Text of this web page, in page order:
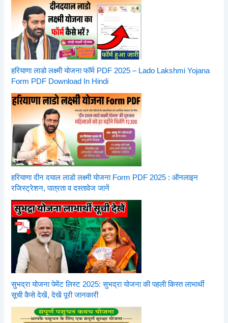
हरियाणा लाडो लक्ष्मी योजना फॉर्म PDF 2025 – Lado Lakshmi Yojana
Form PDF Download In Hindi
हरियाणा दीन दयाल लाडो लक्ष्मी योजना Form PDF 2025 : ऑनलाइन
रजिस्ट्रेशन, पात्रता व दस्तावेज जानें
सुभद्रा योजना पेमेंट लिस्ट 2025: सुभद्रा योजना की पहली किस्त लाभार्थी
सूची कैसे देखें, देखें पूरी जानकारी